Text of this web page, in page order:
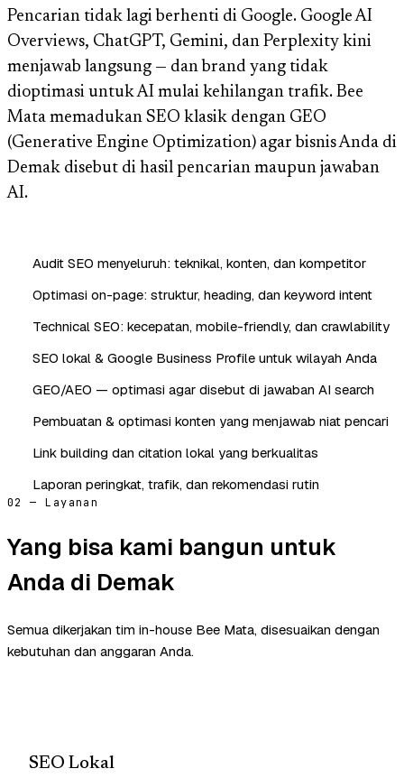
Pencarian tidak lagi berhenti di Google. Google AI
Overviews, ChatGPT, Gemini, dan Perplexity kini
menjawab langsung — dan brand yang tidak
dioptimasi untuk AI mulai kehilangan trafik. Bee
Mata memadukan SEO klasik dengan GEO
(Generative Engine Optimization) agar bisnis Anda di
Demak disebut di hasil pencarian maupun jawaban
AI.
Audit SEO menyeluruh: teknikal, konten, dan kompetitor
Optimasi on-page: struktur, heading, dan keyword intent
Technical SEO: kecepatan, mobile-friendly, dan crawlability
SEO lokal & Google Business Profile untuk wilayah Anda
GEO/AEO — optimasi agar disebut di jawaban AI search
Pembuatan & optimasi konten yang menjawab niat pencari
Link building dan citation lokal yang berkualitas
Laporan peringkat, trafik, dan rekomendasi rutin
02 — Layanan
Yang bisa kami bangun untuk
Anda di Demak
Semua dikerjakan tim in-house Bee Mata, disesuaikan dengan
kebutuhan dan anggaran Anda.
SEO Lokal